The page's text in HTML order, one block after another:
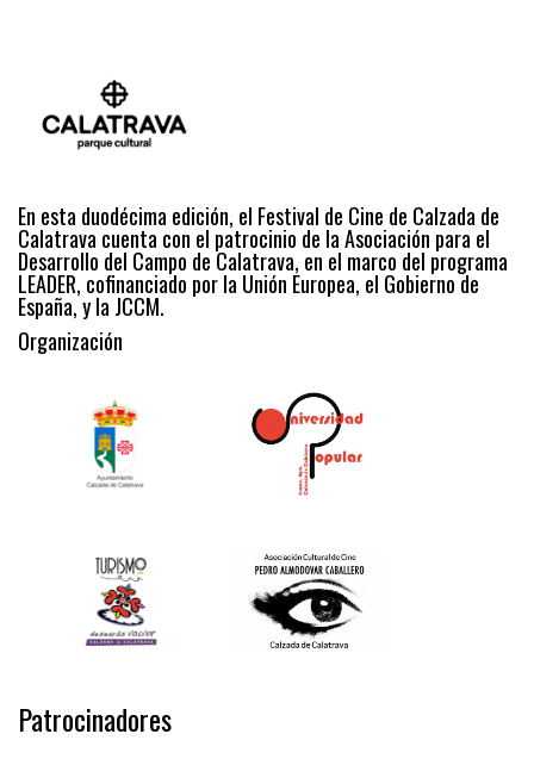
En esta duodécima edición, el Festival de Cine de Calzada de
Calatrava cuenta con el patrocinio de la Asociación para el
Desarrollo del Campo de Calatrava, en el marco del programa
LEADER, cofinanciado por la Unión Europea, el Gobierno de
España, y la JCCM.
Organización
Patrocinadores